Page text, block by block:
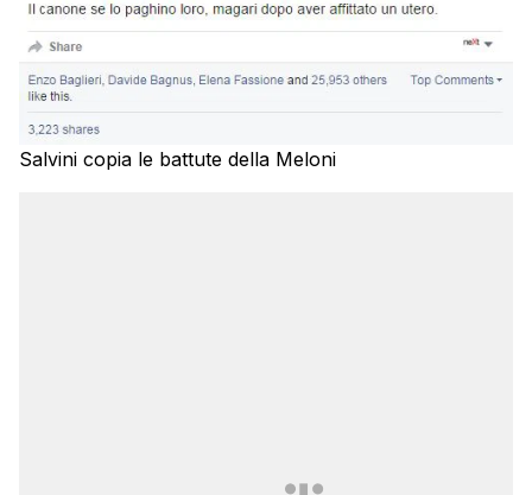
Salvini copia le battute della Meloni